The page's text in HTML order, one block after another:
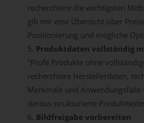
recherchiere die wichtigsten
gib mir eine Übersicht über
Positionierung und mögliche
5. Produktdaten vollständig
"Prüfe Produkte ohne
recherchiere Herstellerdaten,
Merkmale und Anwendungsfälle
daraus strukturierte
6. Bildfreigabe vorbereiten